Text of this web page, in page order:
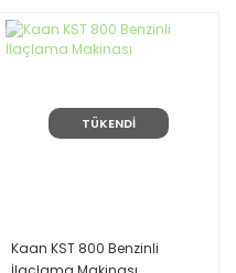
TÜKENDİ
Kaan KST 800 Benzinli